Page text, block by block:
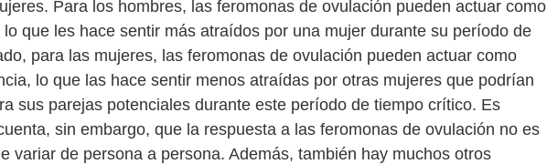
Para los hombres, las feromonas de ovulación pueden actuar como
que les hace sentir más atraídos por una mujer durante su período de
para las mujeres, las feromonas de ovulación pueden actuar como
lo que las hace sentir menos atraídas por otras mujeres que podrían
sus parejas potenciales durante este período de tiempo crítico. Es
sin embargo, que la respuesta a las feromonas de ovulación no es
variar de persona a persona. Además, también hay muchos otros